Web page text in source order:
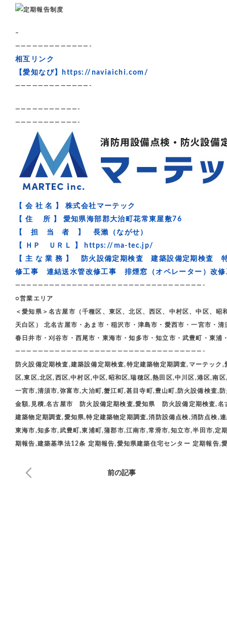
–
—————————————-
相互リンク
【愛知なび】
https://naviaichi.com/
—————————————-
———————————-
———————————-
【 会 社 名 】 株式会社マーテック
【 住 所 】 愛知県海部郡大治町花常東屋敷76
【 担 当 者 】 長瀨（ながせ）
【 ＨＰ ＵＲＬ 】
https://ma-tec.jp/
【 主 な 業 務 】 防火設備定期検査 建築設備定期検査
修工事 連結送水管改修工事 排煙窓（オペレーター）改
—————————————————————————————————-
○営業エリア
＜愛知県＞名古屋市（千種区、東区、北区、西区、中村区、中区、
天白区） 北名古屋市・あま市・稲沢市・津島市・愛西市・一宮市・
春日井市・刈谷市・西尾市・東海市・知多市・知立市・武豊町・東浦
—————————————————————————————————-
防火設備定期検査,建築設備定期検査,特定建築物定期調査,マーテッ
区,東区,北区,西区,中村区,中区,昭和区,瑞穂区,熱田区,中川区,港区,南
一宮市,清須市,弥富市,大治町,蟹江町,甚目寺町,豊山町,防火設備検査,
金額,見積,名古屋市 防火設備定期検査,愛知県 防火設備定期検査,
建築物定期調査,愛知県,特定建築物定期調査,消防設備点検,消防点検,
東海市,知多市,武豊町,東浦町,蒲郡市,江南市,常滑市,知立市,半田市,
期報告,建築基準法12条 定期報告,愛知県建築住宅センター 定期報告,
前の記事